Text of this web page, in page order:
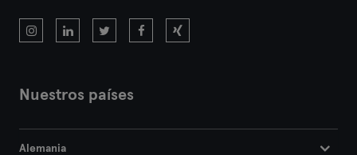
Nuestros países
Alemania